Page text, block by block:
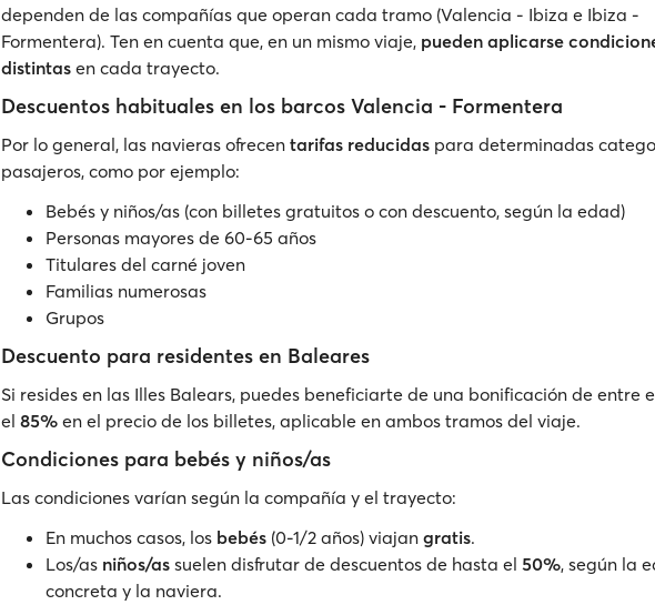
dependen de las compañías que operan cada tramo (Valencia - Ibiza e Ibiza -
Formentera). Ten en cuenta que, en un mismo viaje, pueden aplicarse
distintas en cada trayecto.
Descuentos habituales en los barcos Valencia - Formentera
Por lo general, las navieras ofrecen tarifas reducidas para determinadas
pasajeros, como por ejemplo:
Bebés y niños/as (con billetes gratuitos o con descuento, según la edad)
Personas mayores de 60-65 años
Titulares del carné joven
Familias numerosas
Grupos
Descuento para residentes en Baleares
Si resides en las Illes Balears, puedes beneficiarte de una bonificación de entre
el 85% en el precio de los billetes, aplicable en ambos tramos del viaje.
Condiciones para bebés y niños/as
Las condiciones varían según la compañía y el trayecto:
En muchos casos, los bebés (0-1/2 años) viajan gratis.
Los/as niños/as suelen disfrutar de descuentos de hasta el 50%, según la
concreta y la naviera.